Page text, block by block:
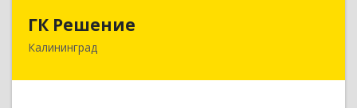
ГК Решение
Калининград
236038, Калининградская обл, Калининград г,